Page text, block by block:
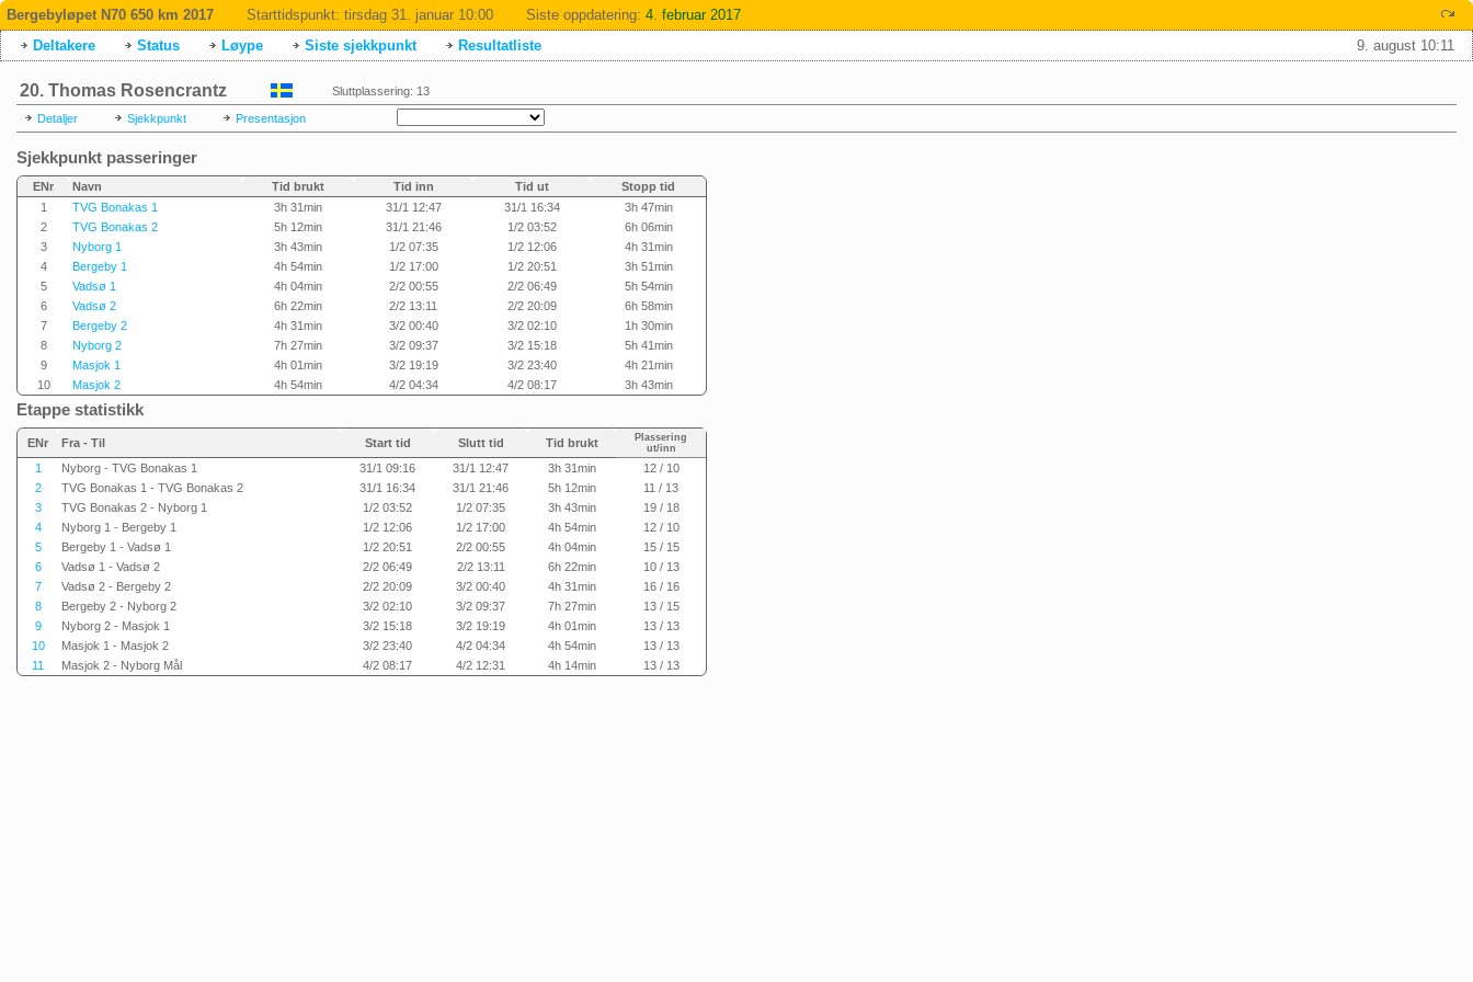
Bergebyløpet N70 650 km 2017 Starttidspunkt: tirsdag 31. januar 10:00 Siste oppdatering: 4. februar 2017
9. august 10:11
Deltakere Status Løype Siste sjekkpunkt Resultatliste
20. Thomas Rosencrantz Sluttplassering: 13
Detaljer Sjekkpunkt Presentasjon
Sjekkpunkt passeringer
ENr Navn Tid brukt Tid inn Tid ut
Stopp tid
1
TVG Bonakas 1 3h 31min 31/1 12:47 31/1 16:34
3h 47min
2
TVG Bonakas 2 5h 12min 31/1 21:46 1/2 03:52
6h 06min
3
Nyborg 1 3h 43min 1/2 07:35 1/2 12:06
4h 31min
4
Bergeby 1 4h 54min 1/2 17:00 1/2 20:51
3h 51min
5
Vadsø 1 4h 04min 2/2 00:55 2/2 06:49
5h 54min
6
Vadsø 2 6h 22min 2/2 13:11 2/2 20:09
6h 58min
7
Bergeby 2 4h 31min 3/2 00:40 3/2 02:10
1h 30min
8
Nyborg 2 7h 27min 3/2 09:37 3/2 15:18
5h 41min
9
Masjok 1 4h 01min 3/2 19:19 3/2 23:40
4h 21min
10
Masjok 2 4h 54min 4/2 04:34 4/2 08:17 3h 43min
Etappe statistikk
ENr Fra - Til Start tid Slutt tid Tid brukt
Plassering
ut/inn
1 Nyborg - TVG Bonakas 1 31/1 09:16 31/1 12:47 3h 31min
12 / 10
2
TVG Bonakas 1 - TVG Bonakas 2 31/1 16:34 31/1 21:46 5h 12min
11 / 13
3
TVG Bonakas 2 - Nyborg 1 1/2 03:52 1/2 07:35 3h 43min
19 / 18
4
Nyborg 1 - Bergeby 1 1/2 12:06 1/2 17:00 4h 54min
12 / 10
5
Bergeby 1 - Vadsø 1 1/2 20:51 2/2 00:55 4h 04min
15 / 15
6
Vadsø 1 - Vadsø 2 2/2 06:49 2/2 13:11 6h 22min
10 / 13
7
Vadsø 2 - Bergeby 2 2/2 20:09 3/2 00:40 4h 31min
16 / 16
8
Bergeby 2 - Nyborg 2 3/2 02:10 3/2 09:37 7h 27min
13 / 15
9
Nyborg 2 - Masjok 1 3/2 15:18 3/2 19:19 4h 01min
13 / 13
10
Masjok 1 - Masjok 2 3/2 23:40 4/2 04:34 4h 54min
13 / 13
11
Masjok 2 - Nyborg Mål 4/2 08:17 4/2 12:31 4h 14min 13 / 13